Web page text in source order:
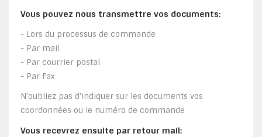
Vous pouvez nous transmettre vos documents:
- Lors du processus de commande
- Par mail
- Par courrier postal
- Par Fax
N'oubliez pas d'indiquer sur les documents vos
coordonnées ou le numéro de commande
Vous recevrez ensuite par retour mail: